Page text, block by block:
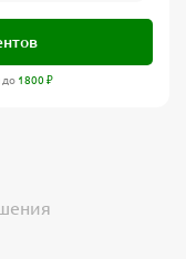
до 1800₽